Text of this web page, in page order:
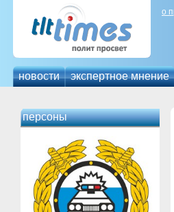
о
новости экспертное мнение
персоны